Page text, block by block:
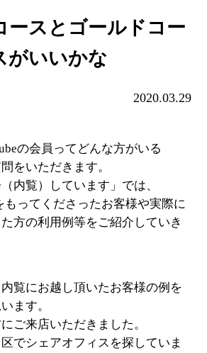
ースとゴールドコー
がいいかな
2020.03.29
の会員ってどんな方がいる
をいただきます。
内覧）しています」では、
もってくださったお客様や実際に
方の利用例等をご紹介していき
覧にお越し頂いたお客様の例を
ます。
ご来店いただきました。
区でシェアオフィスを探していま